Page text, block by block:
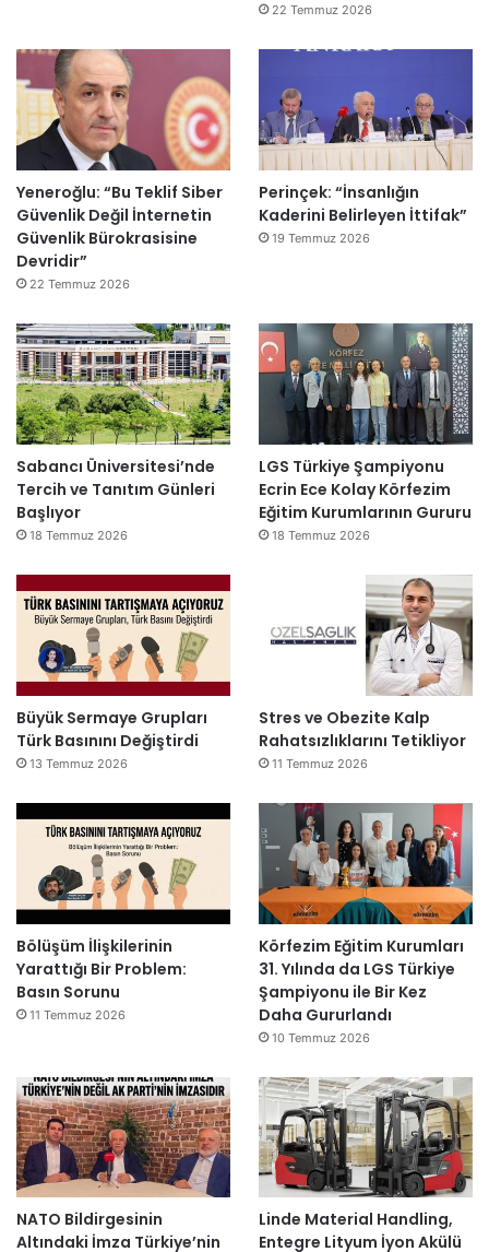
22 Temmuz 2026
Yeneroğlu: “Bu Teklif Siber
Güvenlik Değil İnternetin
Güvenlik Bürokrasisine
Devridir”
22 Temmuz 2026
Perinçek: “İnsanlığın
Kaderini Belirleyen İttifak”
19 Temmuz 2026
Sabancı Üniversitesi’nde
Tercih ve Tanıtım Günleri
Başlıyor
18 Temmuz 2026
LGS Türkiye Şampiyonu
Ecrin Ece Kolay Körfezim
Eğitim Kurumlarının Gururu
18 Temmuz 2026
Büyük Sermaye Grupları
Türk Basınını Değiştirdi
13 Temmuz 2026
Stres ve Obezite Kalp
Rahatsızlıklarını Tetikliyor
11 Temmuz 2026
Bölüşüm İlişkilerinin
Yarattığı Bir Problem:
Basın Sorunu
11 Temmuz 2026
Körfezim Eğitim Kurumları
31. Yılında da LGS Türkiye
Şampiyonu ile Bir Kez
Daha Gururlandı
10 Temmuz 2026
NATO Bildirgesinin
Altındaki İmza Türkiye’nin
Linde Material Handling,
Entegre Lityum İyon Akülü